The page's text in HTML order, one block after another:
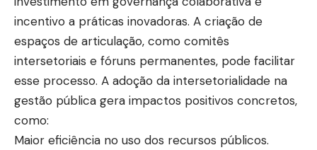
incentivo a práticas inovadoras. A criação de
espaços de articulação, como comitês
intersetoriais e fóruns permanentes, pode facilitar
esse processo. A adoção da intersetorialidade na
gestão pública gera impactos positivos concretos,
como:
Maior eficiência no uso dos recursos públicos.